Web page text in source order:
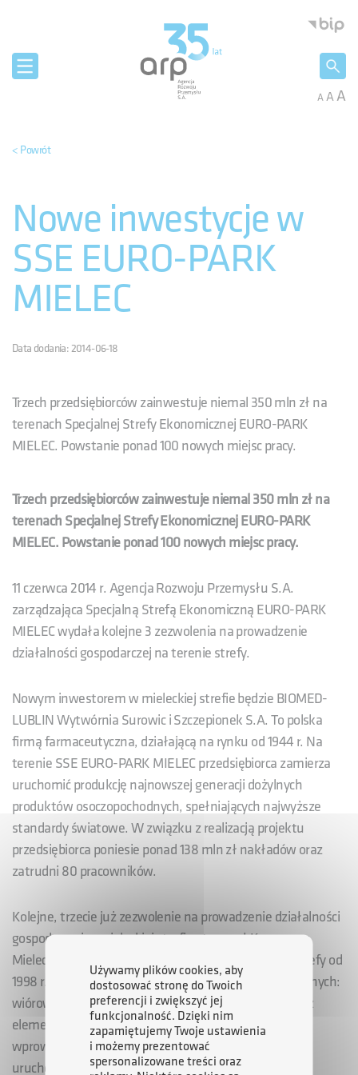
AAA
< Powrót
Nowe inwestycje w
SSE EURO-PARK
MIELEC
Data dodania: 2014-06-18
Trzech przedsiębiorców zainwestuje niemal 350 mln zł na
terenach Specjalnej Strefy Ekonomicznej EURO-PARK
MIELEC. Powstanie ponad 100 nowych miejsc pracy.
Trzech przedsiębiorców zainwestuje niemal 350 mln zł na
terenach Specjalnej Strefy Ekonomicznej EURO-PARK
MIELEC. Powstanie ponad 100 nowych miejsc pracy.
11 czerwca 2014 r. Agencja Rozwoju Przemysłu S.A.
zarządzająca Specjalną Strefą Ekonomiczną EURO-PARK
MIELEC wydała kolejne 3 zezwolenia na prowadzenie
działalności gospodarczej na terenie strefy.
Nowym inwestorem w mieleckiej strefie będzie BIOMED-
LUBLIN Wytwórnia Surowic i Szczepionek S.A. To polska
firmą farmaceutyczna, działającą na rynku od 1944 r. Na
terenie SSE EURO-PARK MIELEC przedsiębiorca zamierza
uruchomić produkcję najnowszej generacji dożylnych
produktów osoczopochodnych, spełniających najwyższe
standardy światowe. W związku z realizacją projektu
przedsiębiorca poniesie ponad 138 mln zł nakładów oraz
zatrudni 80 pracowników.
Kolejne, trzecie już zezwolenie na prowadzenie działalności
gospodarczej w mieleckiej strefie otrzymał Kronospan
Mielec. Spółka, prowadząca działalność na terenie strefy od
1998 r., specjalizuje się w produkcji płyt drewnopochodnych:
wiórowych i MDF, produkcji papieru dekoracyjnego oraz
elementów postformingu. Obecnie spółka planuje
wprowadzić zmiany w procesie produkcyjnym oraz
uruchomić wytwarzanie papierów dekoracyjnych
Używamy plików cookies, aby
dostosować stronę do Twoich
preferencji i zwiększyć jej
funkcjonalność. Dzięki nim
zapamiętujemy Twoje ustawienia
i możemy prezentować
spersonalizowane treści oraz